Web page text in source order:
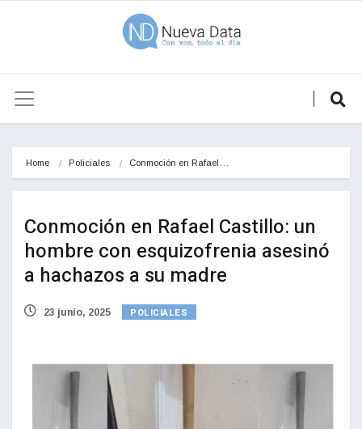
Home Policiales Conmoción en Rafael…
Conmoción en Rafael Castillo: un
hombre con esquizofrenia asesinó
a hachazos a su madre
23 junio, 2025 POLICIALES